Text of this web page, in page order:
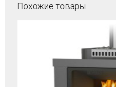
Похожие товары